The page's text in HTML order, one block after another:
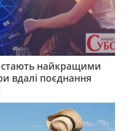
стають найкращими
вдалі поєднання